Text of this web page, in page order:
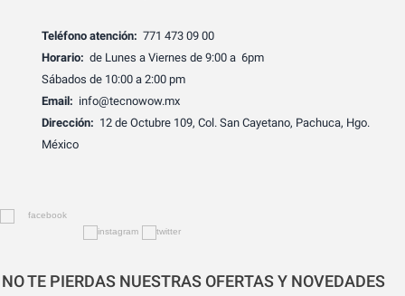
Teléfono atención: 771 473 09 00
Horario: de Lunes a Viernes de 9:00 a 6pm
Sábados de 10:00 a 2:00 pm
Email: info@tecnowow.mx
Dirección: 12 de Octubre 109, Col. San Cayetano, Pachuca, Hgo.
México
NO TE PIERDAS NUESTRAS OFERTAS Y NOVEDADES